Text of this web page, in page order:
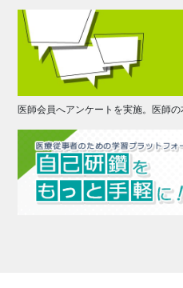
医師会員へアンケートを実施。医師の